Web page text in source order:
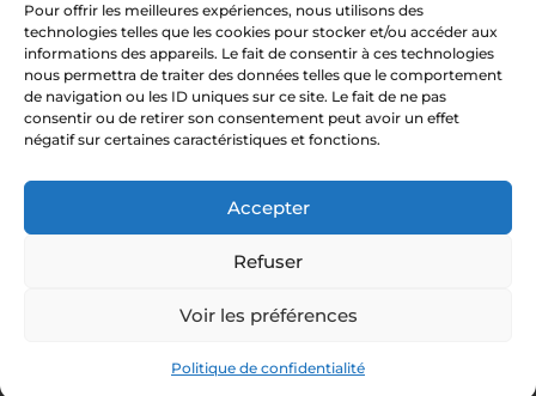
Pour offrir les meilleures expériences, nous utilisons des
technologies telles que les cookies pour stocker et/ou accéder aux
informations des appareils. Le fait de consentir à ces technologies
nous permettra de traiter des données telles que le comportement
de navigation ou les ID uniques sur ce site. Le fait de ne pas
consentir ou de retirer son consentement peut avoir un effet
négatif sur certaines caractéristiques et fonctions.
Accepter
Refuser
Voir les préférences
Politique de confidentialité
Football
Rugby
Athlétisme
Autres sports
© Chanéac Sport